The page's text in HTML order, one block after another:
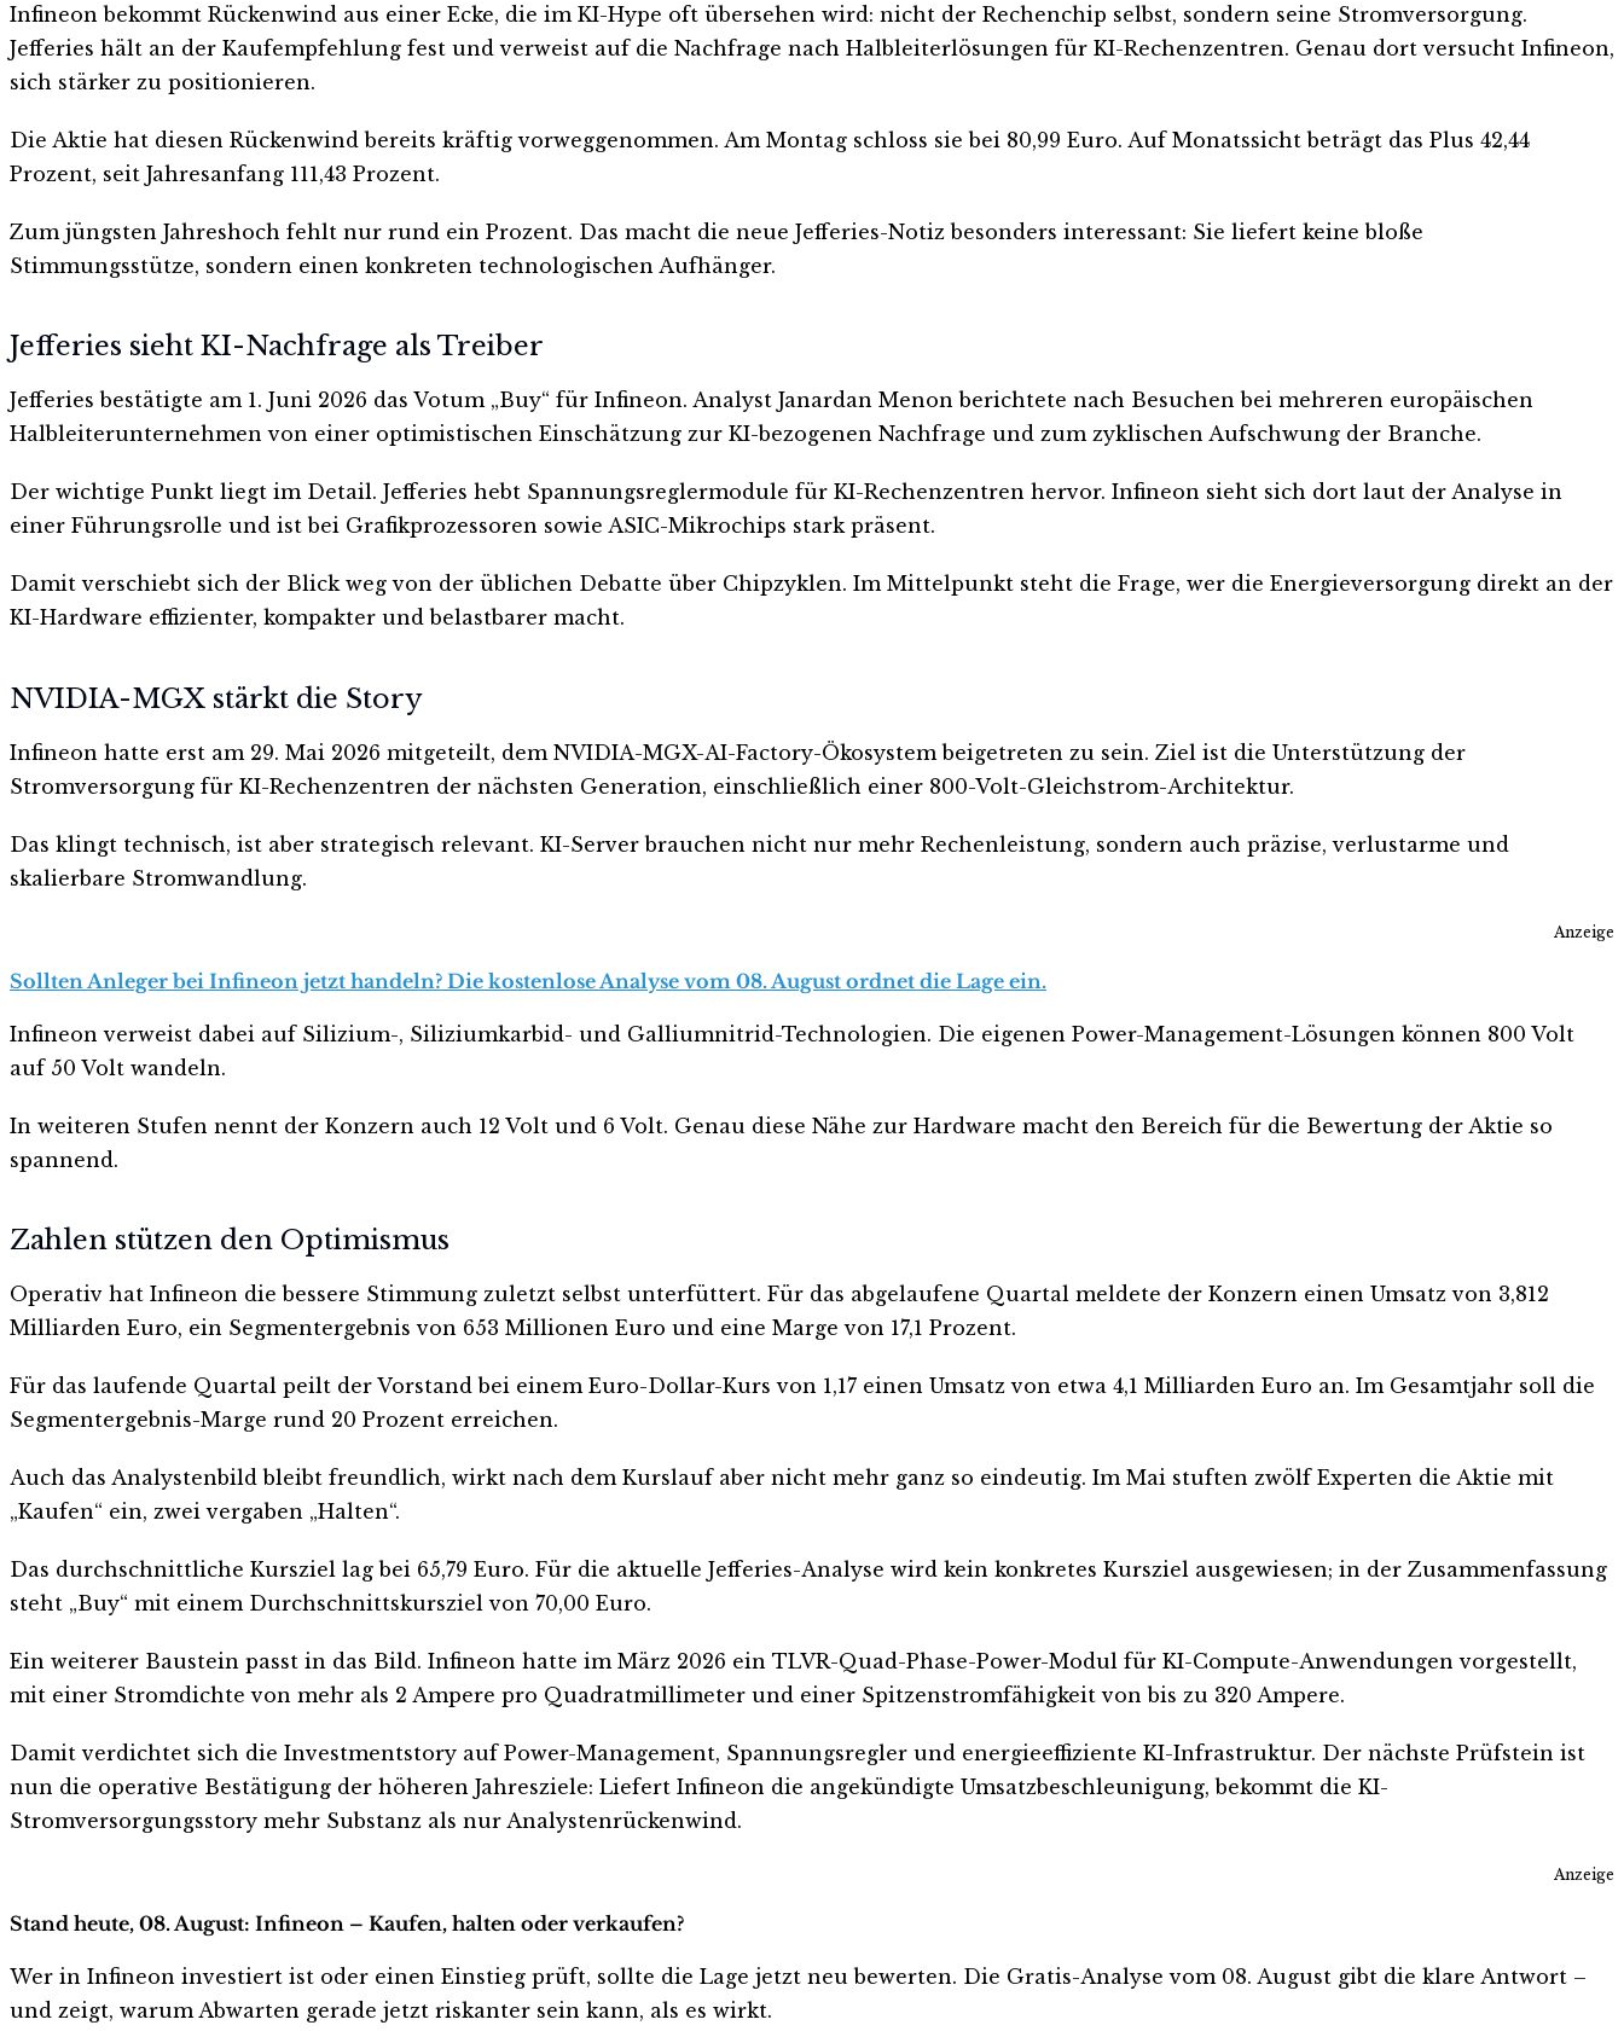
Infineon bekommt Rückenwind aus einer Ecke, die im KI-Hype oft übersehen wird: nicht der Rechenchip selbst, sondern seine Stromversorgung.
Jefferies hält an der Kaufempfehlung fest und verweist auf die Nachfrage nach Halbleiterlösungen für KI-Rechenzentren. Genau dort versucht Infineon,
sich stärker zu positionieren.
Die Aktie hat diesen Rückenwind bereits kräftig vorweggenommen. Am Montag schloss sie bei 80,99 Euro. Auf Monatssicht beträgt das Plus 42,44
Prozent, seit Jahresanfang 111,43 Prozent.
Zum jüngsten Jahreshoch fehlt nur rund ein Prozent. Das macht die neue Jefferies-Notiz besonders interessant: Sie liefert keine bloße
Stimmungsstütze, sondern einen konkreten technologischen Aufhänger.
Jefferies sieht KI-Nachfrage als Treiber
Jefferies bestätigte am 1. Juni 2026 das Votum „Buy“ für Infineon. Analyst Janardan Menon berichtete nach Besuchen bei mehreren europäischen
Halbleiterunternehmen von einer optimistischen Einschätzung zur KI-bezogenen Nachfrage und zum zyklischen Aufschwung der Branche.
Der wichtige Punkt liegt im Detail. Jefferies hebt Spannungsreglermodule für KI-Rechenzentren hervor. Infineon sieht sich dort laut der Analyse in
einer Führungsrolle und ist bei Grafikprozessoren sowie ASIC-Mikrochips stark präsent.
Damit verschiebt sich der Blick weg von der üblichen Debatte über Chipzyklen. Im Mittelpunkt steht die Frage, wer die Energieversorgung direkt an der
KI-Hardware effizienter, kompakter und belastbarer macht.
NVIDIA-MGX stärkt die Story
Infineon hatte erst am 29. Mai 2026 mitgeteilt, dem NVIDIA-MGX-AI-Factory-Ökosystem beigetreten zu sein. Ziel ist die Unterstützung der
Stromversorgung für KI-Rechenzentren der nächsten Generation, einschließlich einer 800-Volt-Gleichstrom-Architektur.
Das klingt technisch, ist aber strategisch relevant. KI-Server brauchen nicht nur mehr Rechenleistung, sondern auch präzise, verlustarme und
skalierbare Stromwandlung.
Anzeige
Sollten Anleger bei Infineon jetzt handeln? Die kostenlose Analyse vom 08. August ordnet die Lage ein.
Infineon verweist dabei auf Silizium-, Siliziumkarbid- und Galliumnitrid-Technologien. Die eigenen Power-Management-Lösungen können 800 Volt
auf 50 Volt wandeln.
In weiteren Stufen nennt der Konzern auch 12 Volt und 6 Volt. Genau diese Nähe zur Hardware macht den Bereich für die Bewertung der Aktie so
spannend.
Zahlen stützen den Optimismus
Operativ hat Infineon die bessere Stimmung zuletzt selbst unterfüttert. Für das abgelaufene Quartal meldete der Konzern einen Umsatz von 3,812
Milliarden Euro, ein Segmentergebnis von 653 Millionen Euro und eine Marge von 17,1 Prozent.
Für das laufende Quartal peilt der Vorstand bei einem Euro-Dollar-Kurs von 1,17 einen Umsatz von etwa 4,1 Milliarden Euro an. Im Gesamtjahr soll die
Segmentergebnis-Marge rund 20 Prozent erreichen.
Auch das Analystenbild bleibt freundlich, wirkt nach dem Kurslauf aber nicht mehr ganz so eindeutig. Im Mai stuften zwölf Experten die Aktie mit
„Kaufen“ ein, zwei vergaben „Halten“.
Das durchschnittliche Kursziel lag bei 65,79 Euro. Für die aktuelle Jefferies-Analyse wird kein konkretes Kursziel ausgewiesen; in der Zusammenfassung
steht „Buy“ mit einem Durchschnittskursziel von 70,00 Euro.
Ein weiterer Baustein passt in das Bild. Infineon hatte im März 2026 ein TLVR-Quad-Phase-Power-Modul für KI-Compute-Anwendungen vorgestellt,
mit einer Stromdichte von mehr als 2 Ampere pro Quadratmillimeter und einer Spitzenstromfähigkeit von bis zu 320 Ampere.
Damit verdichtet sich die Investmentstory auf Power-Management, Spannungsregler und energieeffiziente KI-Infrastruktur. Der nächste Prüfstein ist
nun die operative Bestätigung der höheren Jahresziele: Liefert Infineon die angekündigte Umsatzbeschleunigung, bekommt die KI-
Stromversorgungsstory mehr Substanz als nur Analystenrückenwind.
Anzeige
Stand heute, 08. August: Infineon – Kaufen, halten oder verkaufen?
Wer in Infineon investiert ist oder einen Einstieg prüft, sollte die Lage jetzt neu bewerten. Die Gratis-Analyse vom 08. August gibt die klare Antwort –
und zeigt, warum Abwarten gerade jetzt riskanter sein kann, als es wirkt.